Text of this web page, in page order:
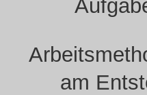
am